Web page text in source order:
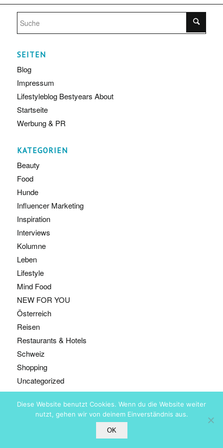
SEITEN
Blog
Impressum
Lifestyleblog Bestyears About
Startseite
Werbung & PR
KATEGORIEN
Beauty
Food
Hunde
Influencer Marketing
Inspiration
Interviews
Kolumne
Leben
Lifestyle
Mind Food
NEW FOR YOU
Österreich
Reisen
Restaurants & Hotels
Schweiz
Shopping
Uncategorized
Diese Website benutzt Cookies. Wenn du die Website weiter
nutzt, gehen wir von deinem Einverständnis aus.
OK